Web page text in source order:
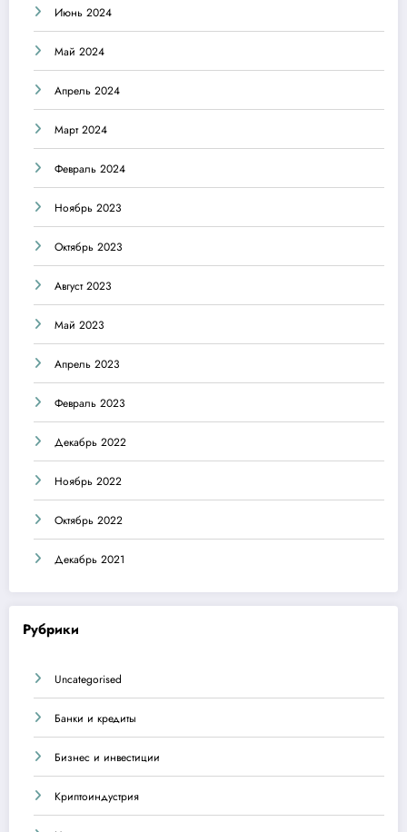
Июнь 2024
Май 2024
Апрель 2024
Март 2024
Февраль 2024
Ноябрь 2023
Октябрь 2023
Август 2023
Май 2023
Апрель 2023
Февраль 2023
Декабрь 2022
Ноябрь 2022
Октябрь 2022
Декабрь 2021
Рубрики
Uncategorised
Банки и кредиты
Бизнес и инвестиции
Криптоиндустрия